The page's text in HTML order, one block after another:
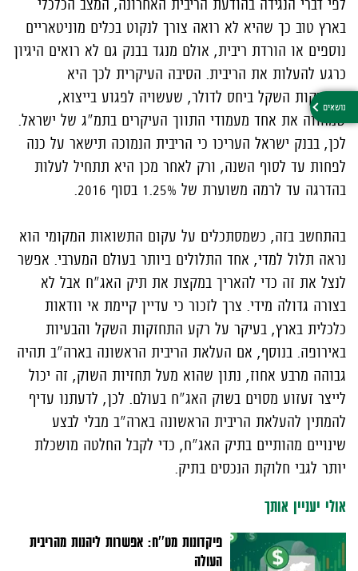
לפי דברי הנגידה בהודעת הריבית האחרונה, המצב הכלכלי
בארץ טוב כך שהיא לא רואה צורך לנקוט בכלים מוניטאריים
נוספים או הורדת ריבית, אולם מנגד בבנק גם לא רואים היגיון
כרגע להעלות את הריבית. הסיבה העיקרית לכך היא
התחזקות השקל ביחס לדולר, שעשויה לפגוע בייצוא,
שמהווה את אחד מעמודי התווך העיקרים בתמ"ג של ישראל.
לכן, בבנק ישראל העריכו כי הריבית הנמוכה תישאר על כנה
לפחות עד לסוף השנה, ורק לאחר מכן היא תתחיל לעלות
בהדרגה עד לרמה משוערת של 1.25% בסוף 2016.
בהתחשב בזה, כשמסתכלים על עקום התשואות המקומי הוא
נראה תלול למדי, אחד התלולים ביותר בעולם המערבי. אפשר
לנצל את זה כדי להאריך במקצת את תיק האג"ח אבל לא
בצורה גדולה מידי. צרך לזכור כי עדיין קיימת אי וודאות
כלכלית בארץ, בעיקר על רקע התחזקות השקל והבעיות
באירופה. בנוסף, אם העלאת הריבית הראשונה בארה"ב תהיה
גבוהה מרבע אחוז, נתון שהוא מעל תחזיות השוק, זה יכול
לייצר זעזוע מסוים בשוק האג"ח בעולם. לכן, לדעתנו עדיף
להמתין להעלאת הריבית הראשונה בארה"ב מבלי לבצע
שינויים מהותיים בתיק האג"ח, כדי לקבל החלטה מושכלת
יותר לגבי חלוקת הנכסים בתיק.
אולי יעניין אותך
פיקדונות מט''ח: אפשרות ליהנות מהריבית
העולה